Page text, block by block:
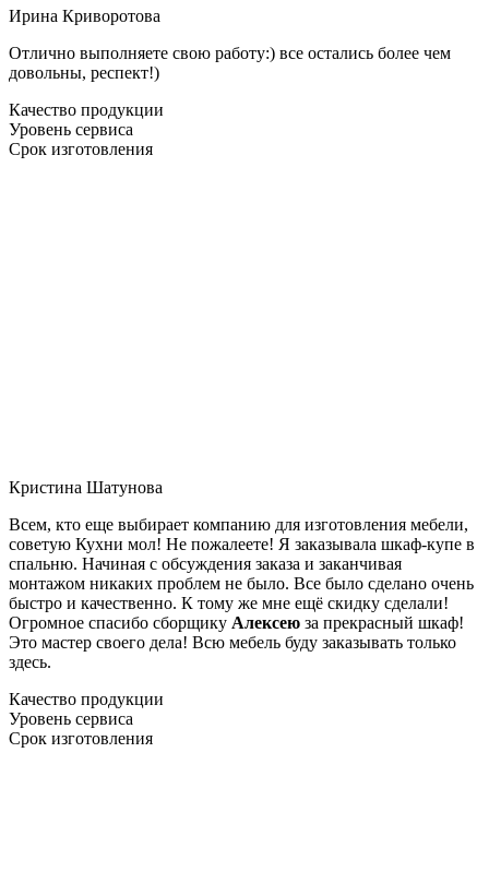
Ирина Криворотова
Отлично выполняете свою работу:) все остались более чем
довольны, респект!)
Качество продукции
Уровень сервиса
Срок изготовления
Кристина Шатунова
Всем, кто еще выбирает компанию для изготовления мебели,
советую Кухни мол! Не пожалеете! Я заказывала шкаф-купе в
спальню. Начиная с обсуждения заказа и заканчивая
монтажом никаких проблем не было. Все было сделано очень
быстро и качественно. К тому же мне ещё скидку сделали!
Огромное спасибо сборщику Алексею за прекрасный шкаф!
Это мастер своего дела! Всю мебель буду заказывать только
здесь.
Качество продукции
Уровень сервиса
Срок изготовления